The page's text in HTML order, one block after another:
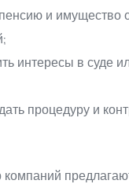
и имущество
интересы в суде
процедуру и